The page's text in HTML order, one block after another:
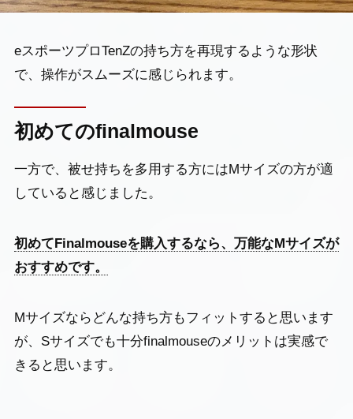
eスポーツプロTenZの持ち方を再現するような形状
で、操作がスムーズに感じられます。
初めてのfinalmouse
一方で、被せ持ちを多用する方にはMサイズの方が適
していると感じました。
初めてFinalmouseを購入するなら、万能なMサイズが
おすすめです。
Mサイズならどんな持ち方もフィットすると思います
が、Sサイズでも十分finalmouseのメリットは実感で
きると思います。